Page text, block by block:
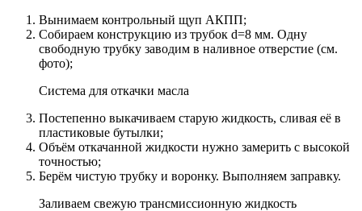
Вынимаем контрольный щуп АКПП;
Собираем конструкцию из трубок d=8 мм. Одну
свободную трубку заводим в наливное отверстие (см.
фото);
Система для откачки масла
Постепенно выкачиваем старую жидкость, сливая её в
пластиковые бутылки;
Объём откачанной жидкости нужно замерить с высокой
точностью;
Берём чистую трубку и воронку. Выполняем заправку.
Заливаем свежую трансмиссионную жидкость